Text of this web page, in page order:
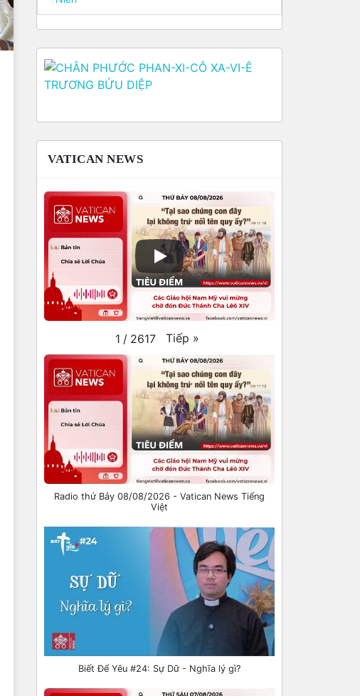
VATICAN NEWS
1 / 2617 Tiếp »
Radio thứ Bảy 08/08/2026 - Vatican News Tiếng
Việt
Biết Để Yêu #24: Sự Dữ - Nghĩa lý gì?